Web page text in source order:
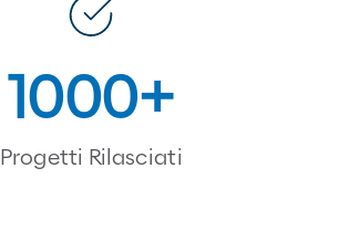
1000
Progetti Rilasciati